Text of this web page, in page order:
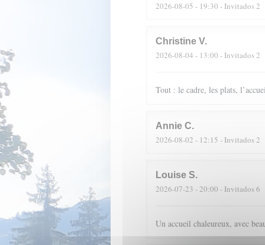
2026-08-05 - 19:30 - Invitados 2
Christine V
2026-08-04 - 13:00 - Invitados 2
Tout : le cadre, les plats,
Annie C
2026-08-02 - 12:15 - Invitados 2
Louise S
2026-07-23 - 20:00 - Invitados 6
Un accueil chaleureux, avec